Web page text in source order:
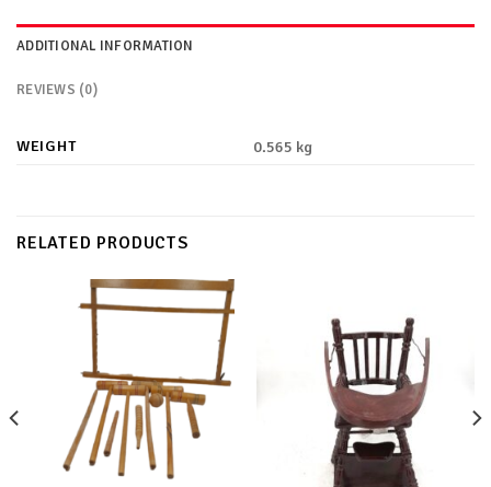
ADDITIONAL INFORMATION
REVIEWS (0)
WEIGHT 0.565 kg
RELATED PRODUCTS